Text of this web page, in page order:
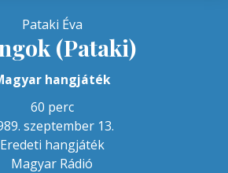
Pataki Éva
(Pataki)
hangjáték
60 perc
szeptember 13.
Eredeti hangjáték
Magyar Rádió